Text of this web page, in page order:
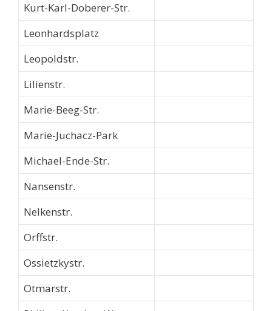
Kurt-Karl-Doberer-Str.
Leonhardsplatz
Leopoldstr.
Lilienstr.
Marie-Beeg-Str.
Marie-Juchacz-Park
Michael-Ende-Str.
Nansenstr.
Nelkenstr.
Orffstr.
Ossietzkystr.
Otmarstr.